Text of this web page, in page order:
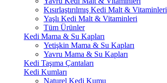
Kısırlaştırılmış Kedi Malt & Vitaminleri
Yaşlı Kedi Malt & Vitaminleri
Tüm Ürünler
Kedi Mama & Su Kapları
Yetişkin Mama & Su Kapları
Yavru Mama & Su Kapları
Kedi Taşıma Çantaları
Kedi Kumları
Naturel Kedi Kumu